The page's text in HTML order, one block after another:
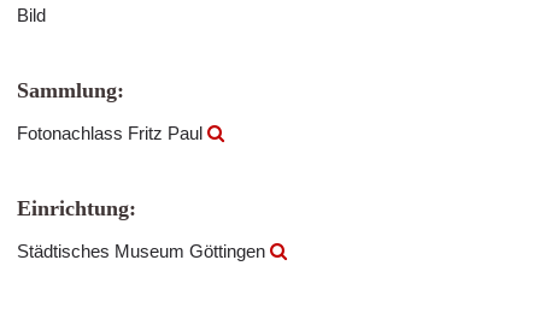
Bild
Sammlung:
Fotonachlass Fritz Paul
Einrichtung:
Städtisches Museum Göttingen